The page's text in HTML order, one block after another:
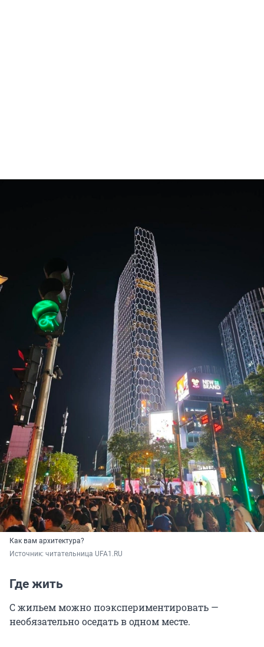
Как вам архитектура?
Источник: читательница UFA1.RU
Где жить
С жильем можно поэкспериментировать —
необязательно оседать в одном месте.